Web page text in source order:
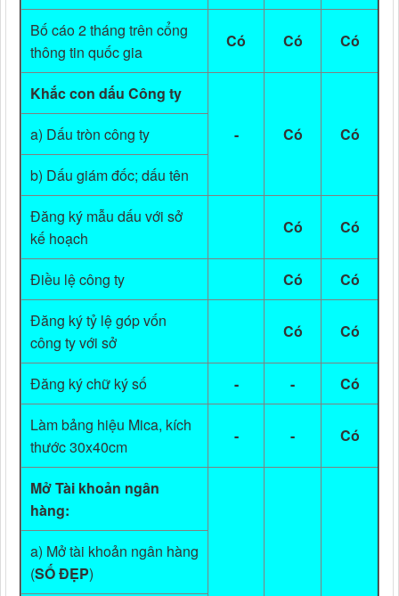
Bố cáo 2 tháng trên cổng
thông tin quốc gia
Có Có Có
Khắc con dấu Công ty
-
Có Có
a) Dấu tròn công ty
b) Dấu giám đốc; dấu tên
Đăng ký mẫu dấu với sở
kế hoạch
Có Có
Điều lệ công ty Có
Có
Đăng ký tỷ lệ góp vốn
công ty với sở
Có Có
Đăng ký chữ ký số - -
Có
Làm bảng hiệu Mica, kích
thước 30x40cm
- - Có
Mở Tài khoản ngân
hàng:
a) Mở tài khoản ngân hàng
(SỐ ĐẸP)